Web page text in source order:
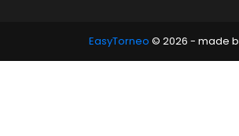
EasyTorneo © 2026 - made